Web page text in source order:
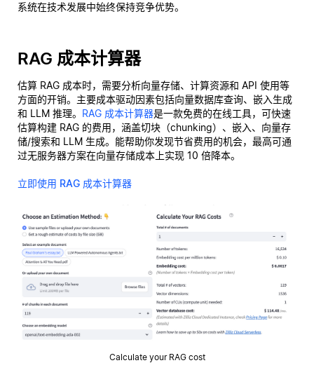
系统在技术发展中始终保持竞争优势。
RAG 成本计算器
估算 RAG 成本时，需要分析向量存储、计算资源和 API 使用等
方面的开销。主要成本驱动因素包括向量数据库查询、嵌入生成
和 LLM 推理。 RAG 成本计算器是一款免费的在线工具，可快速
估算构建 RAG 的费用，涵盖切块（chunking）、嵌入、向量存
储/搜索和 LLM 生成。能帮助你发现节省费用的机会，最高可通
过无服务器方案在向量存储成本上实现 10 倍降本。
立即使用 RAG 成本计算器
Calculate your RAG cost